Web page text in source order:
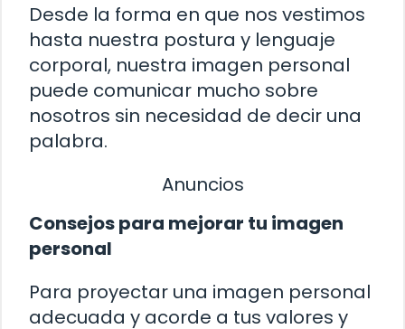
Desde la forma en que nos vestimos
hasta nuestra postura y lenguaje
corporal, nuestra imagen personal
puede comunicar mucho sobre
nosotros sin necesidad de decir una
palabra.
Anuncios
Consejos para mejorar tu imagen
personal
Para proyectar una imagen personal
adecuada y acorde a tus valores y